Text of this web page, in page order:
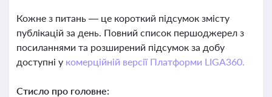
Кожне з питань — це короткий підсумок змісту
публікацій за день. Повний список першоджерел з
посиланнями та розширений підсумок за добу
доступні у комерційній версії Платформи LIGA360.
Стисло про головне: